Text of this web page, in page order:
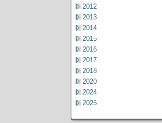
2012
2013
2014
2015
2016
2017
2018
2020
2024
2025